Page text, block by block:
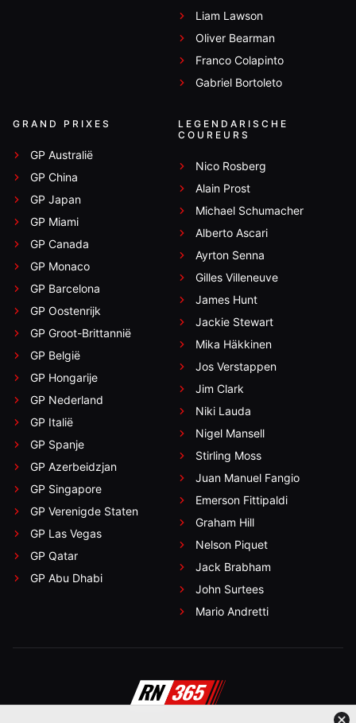
Liam Lawson
Oliver Bearman
Franco Colapinto
Gabriel Bortoleto
GRAND PRIXES
GP Australië
GP China
GP Japan
GP Miami
GP Canada
GP Monaco
GP Barcelona
GP Oostenrijk
GP Groot-Brittannië
GP België
GP Hongarije
GP Nederland
GP Italië
GP Spanje
GP Azerbeidzjan
GP Singapore
GP Verenigde Staten
GP Las Vegas
GP Qatar
GP Abu Dhabi
LEGENDARISCHE
COUREURS
Nico Rosberg
Alain Prost
Michael Schumacher
Alberto Ascari
Ayrton Senna
Gilles Villeneuve
James Hunt
Jackie Stewart
Mika Häkkinen
Jos Verstappen
Jim Clark
Niki Lauda
Nigel Mansell
Stirling Moss
Juan Manuel Fangio
Emerson Fittipaldi
Graham Hill
Nelson Piquet
Jack Brabham
John Surtees
Mario Andretti